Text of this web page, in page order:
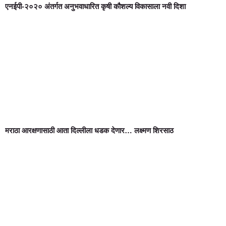
एनईपी-२०२० अंतर्गत अनुभवाधारित कृषी कौशल्य विकासाला नवी दिशा
मराठा आरक्षणासाठी आता दिल्लीला धडक देणार… लक्ष्मण शिरसाठ